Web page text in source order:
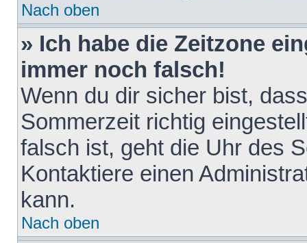
Nach oben
» Ich habe die Zeitzone
immer noch falsch!
Wenn du dir sicher bist,
Sommerzeit richtig
falsch ist, geht die Uhr des
Kontaktiere einen
kann.
Nach oben